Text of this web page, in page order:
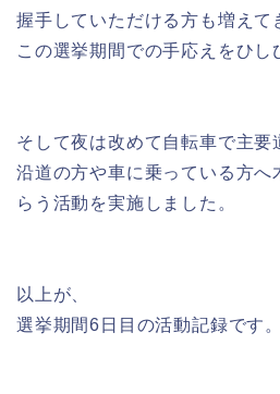
握手していただける方も増えて
この選挙期間での手応えをひし
そして夜は改めて自転車で主要
沿道の方や車に乗っている方へ
らう活動を実施しました。
以上が、
選挙期間6日目の活動記録です。